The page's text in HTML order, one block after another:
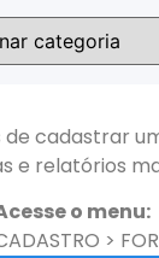
de cadastrar
e relatórios
o menu:
>